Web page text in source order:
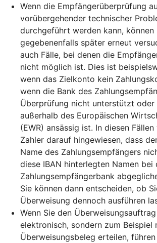
Wenn die Empfängerüberprüfung
vorübergehender technischer
durchgeführt werden kann, können
gegebenenfalls später erneut
auch Fälle, bei denen die
nicht möglich ist. Dies ist
wenn das Zielkonto kein
wenn die Bank des
Überprüfung nicht unterstützt oder
außerhalb des Europäischen
(EWR) ansässig ist. In diesen
Zahler darauf hingewiesen, dass
Name des Zahlungsempfängers
diese IBAN hinterlegten Namen bei
Zahlungsempfängerbank
Sie können dann entscheiden, ob
Überweisung dennoch ausführen
Wenn Sie den
elektronisch, sondern zum Beispiel
Überweisungsbeleg erteilen,